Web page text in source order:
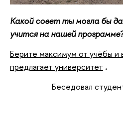
Какой совет ты могла бы
учится на нашей
Берите максимум от учёбы
предлагает университет .
Беседовал